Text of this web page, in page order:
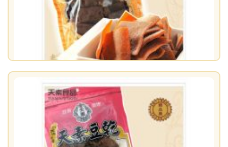
【天素】豆滷干 260g / 包 *10入 ↘＄950
原價：$1200
售價：$950